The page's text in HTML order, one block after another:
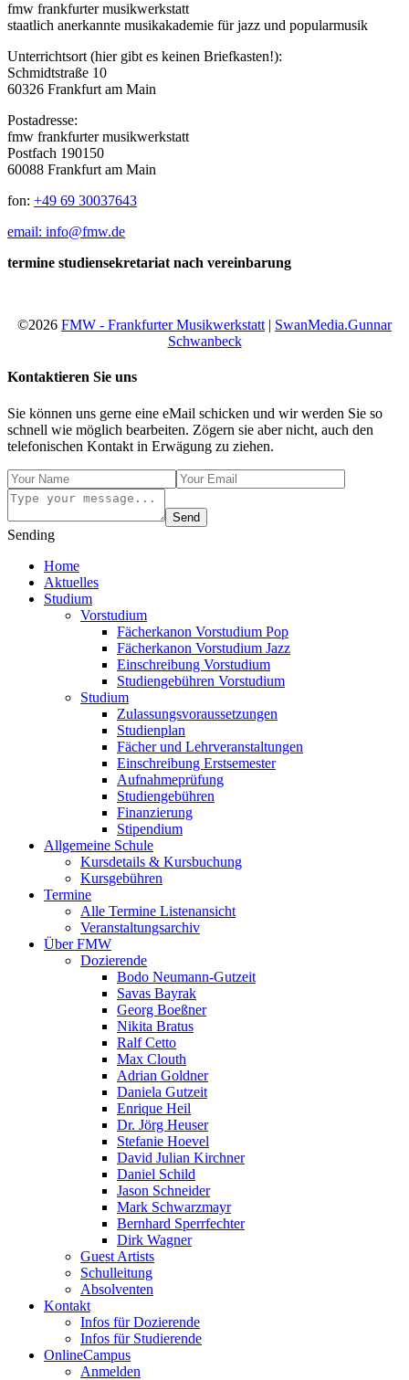
fmw frankfurter musikwerkstatt
staatlich anerkannte musikakademie für jazz und popularmusik
Unterrichtsort (hier gibt es keinen Briefkasten!):
Schmidtstraße 10
60326 Frankfurt am Main
Postadresse:
fmw frankfurter musikwerkstatt
Postfach 190150
60088 Frankfurt am Main
fon: +49 69 30037643
email: info@fmw.de
termine studiensekretariat nach vereinbarung
©2026 FMW - Frankfurter Musikwerkstatt | SwanMedia.Gunnar
Schwanbeck
Kontaktieren Sie uns
Sie können uns gerne eine eMail schicken und wir werden Sie so
schnell wie möglich bearbeiten. Zögern sie aber nicht, auch den
telefonischen Kontakt in Erwägung zu ziehen.
Send
Sending
Home
Aktuelles
Studium
Vorstudium
Fächerkanon Vorstudium Pop
Fächerkanon Vorstudium Jazz
Einschreibung Vorstudium
Studiengebühren Vorstudium
Studium
Zulassungsvoraussetzungen
Studienplan
Fächer und Lehrveranstaltungen
Einschreibung Erstsemester
Aufnahmeprüfung
Studiengebühren
Finanzierung
Stipendium
Allgemeine Schule
Kursdetails & Kursbuchung
Kursgebühren
Termine
Alle Termine Listenansicht
Veranstaltungsarchiv
Über FMW
Dozierende
Bodo Neumann-Gutzeit
Savas Bayrak
Georg Boeßner
Nikita Bratus
Ralf Cetto
Max Clouth
Adrian Goldner
Daniela Gutzeit
Enrique Heil
Dr. Jörg Heuser
Stefanie Hoevel
David Julian Kirchner
Daniel Schild
Jason Schneider
Mark Schwarzmayr
Bernhard Sperrfechter
Dirk Wagner
Guest Artists
Schulleitung
Absolventen
Kontakt
Infos für Dozierende
Infos für Studierende
OnlineCampus
Anmelden